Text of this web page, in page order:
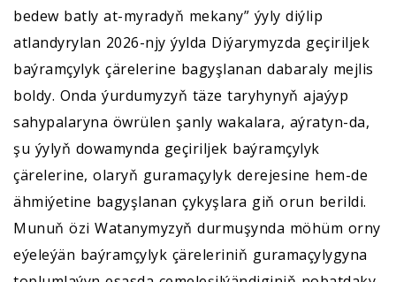
bedew batly at-myradyň mekany” ýyly diýlip
atlandyrylan 2026-njy ýylda Diýarymyzda geçiriljek
baýramçylyk çärelerine bagyşlanan dabaraly mejlis
boldy. Onda ýurdumyzyň täze taryhynyň ajaýyp
sahypalaryna öwrülen şanly wakalara, aýratyn-da,
şu ýylyň dowamynda geçiriljek baýramçylyk
çärelerine, olaryň guramaçylyk derejesine hem-de
ähmiýetine bagyşlanan çykyşlara giň orun berildi.
Munuň özi Watanymyzyň durmuşynda möhüm orny
eýeleýän baýramçylyk çäreleriniň guramaçylygyna